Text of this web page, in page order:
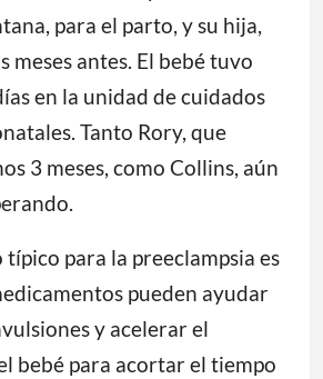
para el parto, y su hija,
meses antes. El bebé tuvo
en la unidad de cuidados
Tanto Rory, que
3 meses, como Collins, aún
para la preeclampsia es
pueden ayudar
y acelerar el
bebé para acortar el tiempo